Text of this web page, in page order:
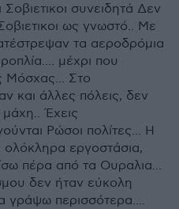
συνειδητά Δεν
ως γνωστό.. Με
τα αεροδρόμια
μέχρι που
Μόσχας... Στο
και άλλες πόλεις, δεν
Έχεις
Ρώσοι πολίτες... Η
ολόκληρα εργοστάσια,
πέρα από τα Ουραλια...
δεν ήταν εύκολη
γράψω περισσότερα....